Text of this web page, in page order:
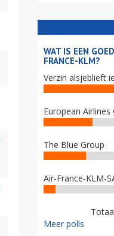
WAT IS EEN
FRANCE-KLM?
Verzin alsjeblieft
European Airlines
The Blue Group
Air-France-KLM-
Meer polls